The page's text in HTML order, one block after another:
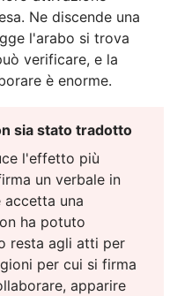
Ne discende una
l'arabo si trova
verificare, e la
è enorme.
sia stato tradotto
l'effetto più
un verbale in
accetta una
ha potuto
resta agli atti per
per cui si firma
apparire